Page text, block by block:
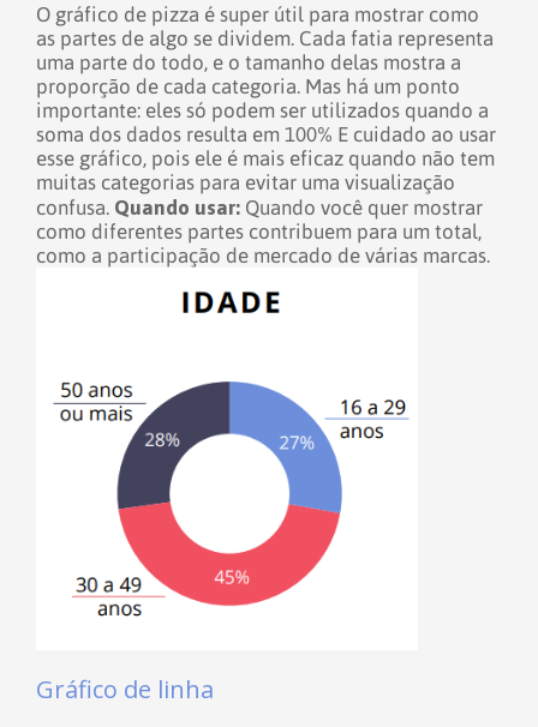
O gráfico de pizza é super útil para mostrar como
as partes de algo se dividem. Cada fatia representa
uma parte do todo, e o tamanho delas mostra a
proporção de cada categoria. Mas há um ponto
importante: eles só podem ser utilizados quando a
soma dos dados resulta em 100% E cuidado ao usar
esse gráfico, pois ele é mais eficaz quando não tem
muitas categorias para evitar uma visualização
confusa. Quando usar: Quando você quer mostrar
como diferentes partes contribuem para um total,
como a participação de mercado de várias marcas.
Gráfico de linha